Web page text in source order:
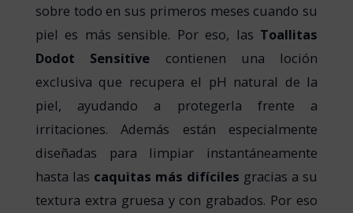
sobre todo en sus primeros meses cuando su
piel es más sensible. Por eso, las Toallitas
Dodot Sensitive contienen una loción
exclusiva que recupera el pH natural de la
piel, ayudando a protegerla frente a
irritaciones. Además están especialmente
diseñadas para limpiar instantáneamente
hasta las caquitas más difíciles gracias a su
textura extra gruesa y con grabados. Por eso